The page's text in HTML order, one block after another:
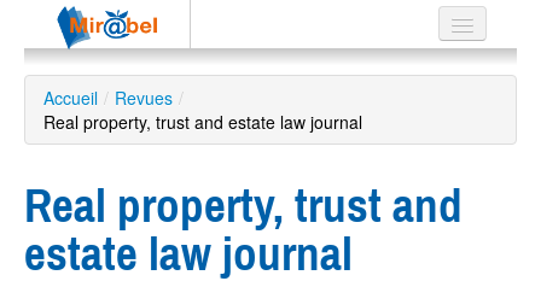
Le réseau
Soutien
Accueil / Revues /
Real property, trust and estate law journal
Real property, trust and
estate law journal